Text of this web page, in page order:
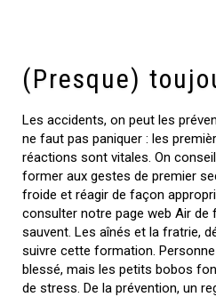
(Presque)
Les accidents, on peut les
ne faut pas paniquer : les
réactions sont vitales. On
former aux gestes de premier
froide et réagir de façon
consulter notre page web Air de
sauvent. Les aînés et la fratrie,
suivre cette formation.
blessé, mais les petits bobos
de stress. De la prévention, un